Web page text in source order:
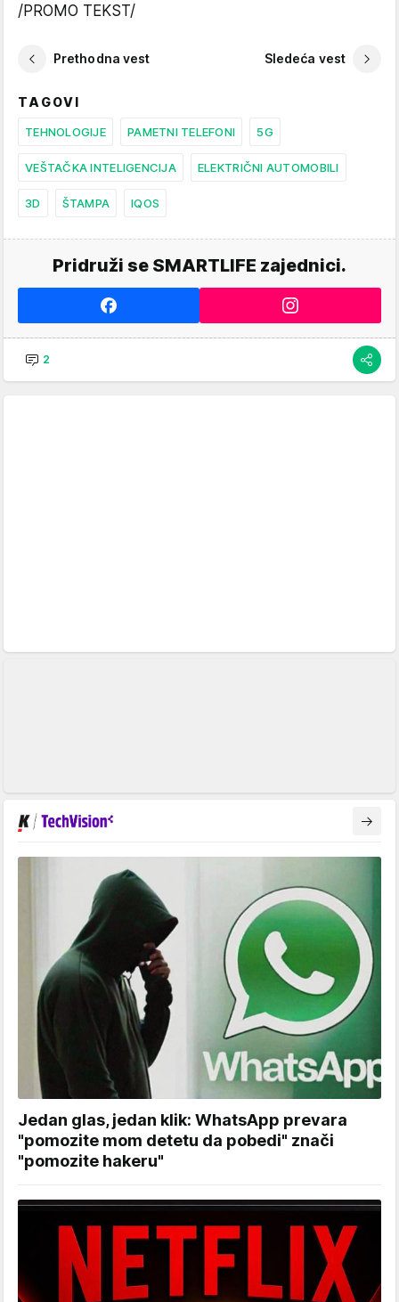
/PROMO TEKST/
Prethodna vest Sledeća vest
TAGOVI
TEHNOLOGIJE PAMETNI TELEFONI 5G
VEŠTAČKA INTELIGENCIJA ELEKTRIČNI AUTOMOBILI
3D ŠTAMPA IQOS
Pridruži se SMARTLIFE zajednici.
2
Jedan glas, jedan klik: WhatsApp prevara
"pomozite mom detetu da pobedi" znači
"pomozite hakeru"